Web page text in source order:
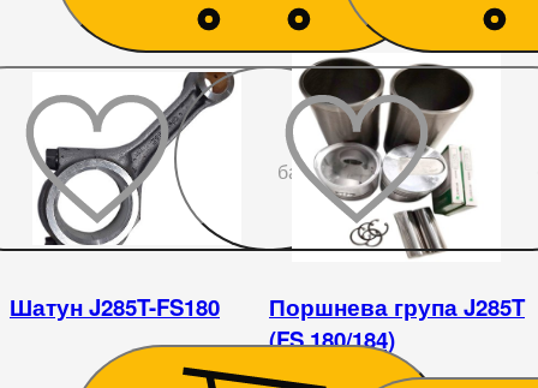
До
бажаного
Шатун J285T-FS180
Поршнева група J285T
(FS 180/184)